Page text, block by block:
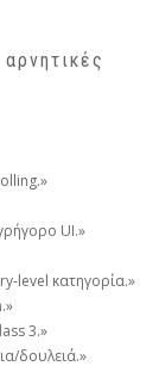
UI.»
κατηγορία.»
3.»
δουλειά.»